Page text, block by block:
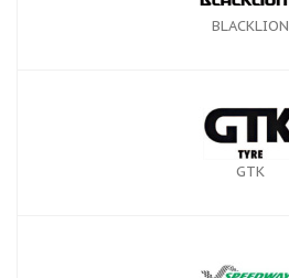
BLACKLION
GTK